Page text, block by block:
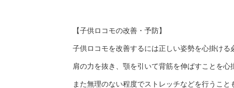
【子供ロコモの改善・予防】
子供ロコモを改善するには正しい姿勢を心掛ける
肩の力を抜き、顎を引いて背筋を伸ばすことを心
また無理のない程度でストレッチなどを行うこと